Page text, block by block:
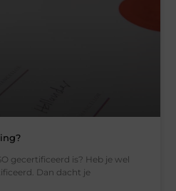
gecertificeerd is? Heb je wel
Dan dacht je